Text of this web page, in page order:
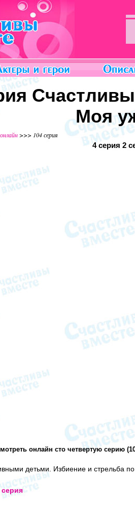
Моя
>>> 104 серия
4 серия 2
онлайн сто четвертую серию
детьми. Избиение и стрельба